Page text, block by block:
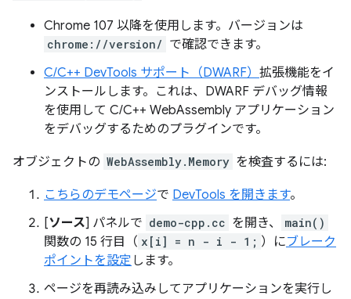
Chrome 107 以降を使用します。バージョンは
chrome://version/ で確認できます。
C/C++ DevTools サポート（DWARF） 拡張機能をイ
ンストールします。これは、DWARF デバッグ情報
を使用して C/C++ WebAssembly アプリケーション
をデバッグするためのプラグインです。
オブジェクトの WebAssembly.Memory を検査するには:
こちらのデモページで DevTools を開きます。
[ソース] パネルで demo-cpp.cc を開き、 main()
関数の 15 行目（ x[i] = n - i - 1; ）にブレーク
ポイントを設定 します。
ページを再読み込みしてアプリケーションを実行し